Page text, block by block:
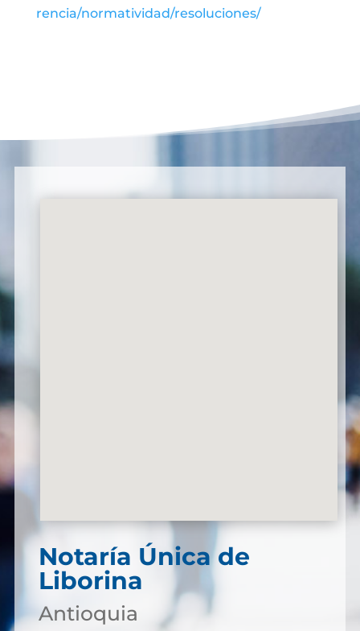
rencia/normatividad/resoluciones/
Notaría Única de
Liborina
Antioquia